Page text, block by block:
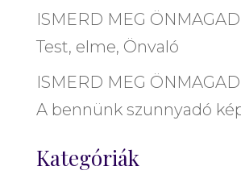
ISMERD MEG
Test, elme, Önvaló
ISMERD MEG
A bennünk szunnyadó
Kategóriák